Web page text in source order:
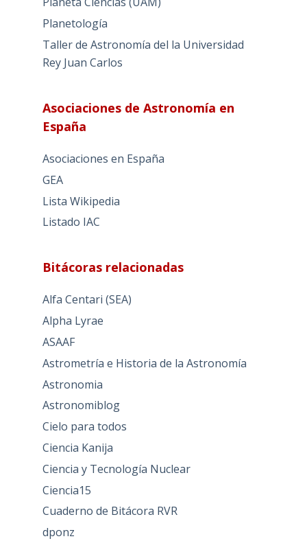
Planetología
Taller de Astronomía del la Universidad
Rey Juan Carlos
Asociaciones de Astronomía en
España
Asociaciones en España
GEA
Lista Wikipedia
Listado IAC
Bitácoras relacionadas
Alfa Centari (SEA)
Alpha Lyrae
ASAAF
Astrometría e Historia de la Astronomía
Astronomia
Astronomiblog
Cielo para todos
Ciencia Kanija
Ciencia y Tecnología Nuclear
Ciencia15
Cuaderno de Bitácora RVR
dponz